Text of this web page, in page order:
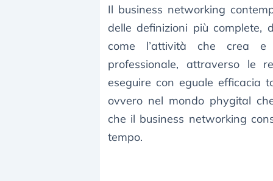
Il business networking
delle definizioni più complete,
come l’attività che crea e
professionale, attraverso le
eseguire con eguale efficacia
ovvero nel mondo phygital
che il business networking
tempo.